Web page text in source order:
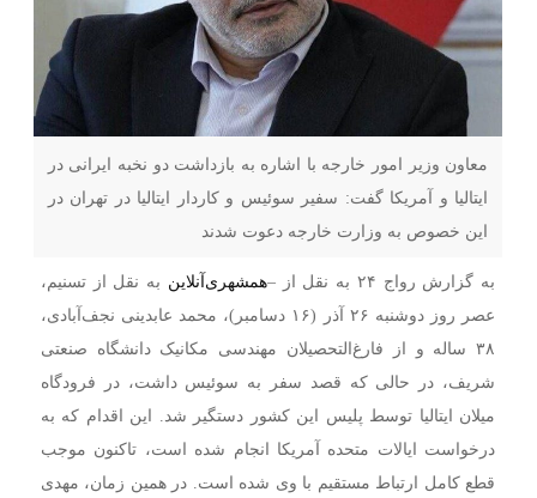
معاون وزیر امور خارجه با اشاره به بازداشت دو نخبه ایرانی در
ایتالیا و آمریکا گفت: سفیر سوئیس و کاردار ایتالیا در تهران در
این خصوص به وزارت خارجه دعوت شدند
به گزارش رواج ۲۴ به نقل از – همشهری‌آنلاین به نقل از تسنیم،
عصر روز دوشنبه ۲۶ آذر (۱۶ دسامبر)، محمد عابدینی نجف‌آبادی،
۳۸ ساله و از فارغ‌التحصیلان مهندسی مکانیک دانشگاه صنعتی
شریف، در حالی که قصد سفر به سوئیس داشت، در فرودگاه
میلان ایتالیا توسط پلیس این کشور دستگیر شد. این اقدام که به
درخواست ایالات متحده آمریکا انجام شده است، تاکنون موجب
قطع کامل ارتباط مستقیم با وی شده است. در همین زمان، مهدی